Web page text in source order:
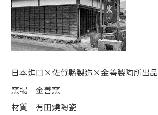
日本進口×佐賀縣製造×金善製陶所出品
窯場｜金善窯
材質｜有田燒陶瓷